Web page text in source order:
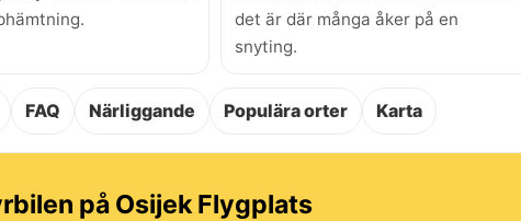
det är där många åker på en
snyting.
FAQ Närliggande Populära orter Karta
på Osijek Flygplats